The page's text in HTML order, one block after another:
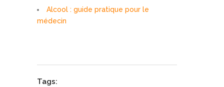
Alcool : guide pratique pour le
médecin
Tags: